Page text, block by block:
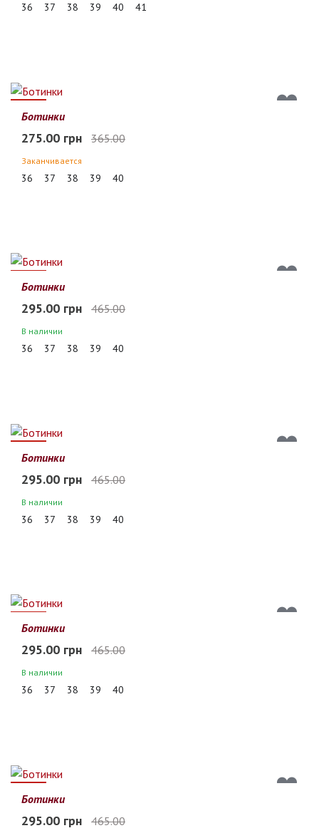
36 37 38 39 40 41
25%
Ботинки
275.00 грн 365.00
Заканчивается
36 37 38 39 40
37%
Ботинки
295.00 грн 465.00
В наличии
36 37 38 39 40
37%
Ботинки
295.00 грн 465.00
В наличии
36 37 38 39 40
37%
Ботинки
295.00 грн 465.00
В наличии
36 37 38 39 40
37%
Ботинки
295.00 грн 465.00